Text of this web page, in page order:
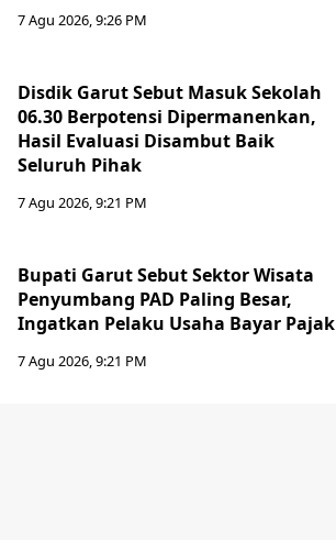
7 Agu 2026, 9:26 PM
Disdik Garut Sebut Masuk Sekolah
06.30 Berpotensi Dipermanenkan,
Hasil Evaluasi Disambut Baik
Seluruh Pihak
7 Agu 2026, 9:21 PM
Bupati Garut Sebut Sektor Wisata
Penyumbang PAD Paling Besar,
Ingatkan Pelaku Usaha Bayar Pajak
7 Agu 2026, 9:21 PM